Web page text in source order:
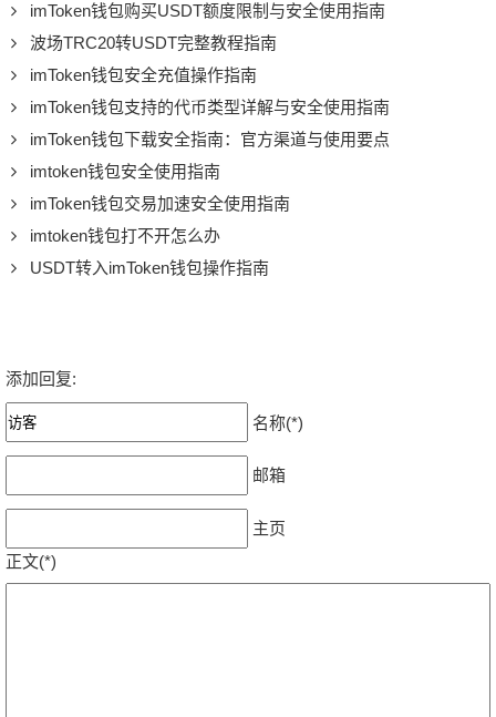
imToken钱包购买USDT额度限制与安全使用指南
波场TRC20转USDT完整教程指南
imToken钱包安全充值操作指南
imToken钱包支持的代币类型详解与安全使用指南
imToken钱包下载安全指南：官方渠道与使用要点
imtoken钱包安全使用指南
imToken钱包交易加速安全使用指南
imtoken钱包打不开怎么办
USDT转入imToken钱包操作指南
添加回复:
名称(*)
邮箱
主页
正文(*)